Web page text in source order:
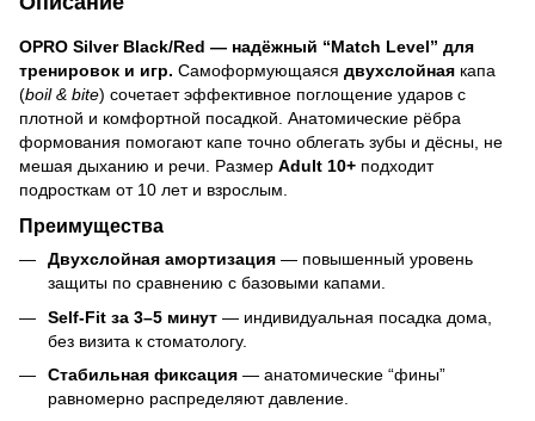
OPRO Silver Black/Red — надёжный “Match Level” для
тренировок и игр. Самоформующаяся двухслойная капа
(boil & bite) сочетает эффективное поглощение ударов с
плотной и комфортной посадкой. Анатомические рёбра
формования помогают капе точно облегать зубы и дёсны, не
мешая дыханию и речи. Размер Adult 10+ подходит
подросткам от 10 лет и взрослым.
Преимущества
Двухслойная амортизация — повышенный уровень
защиты по сравнению с базовыми капами.
Self-Fit за 3–5 минут — индивидуальная посадка дома,
без визита к стоматологу.
Стабильная фиксация — анатомические “фины”
равномерно распределяют давление.